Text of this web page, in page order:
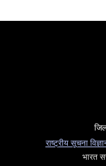
राष्ट्रीय सूचना
भारत